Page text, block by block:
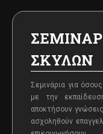
ΣΚΥΛΩΝ
Σεμινάρια για
με την
αποκτήσουν
ασχοληθούν